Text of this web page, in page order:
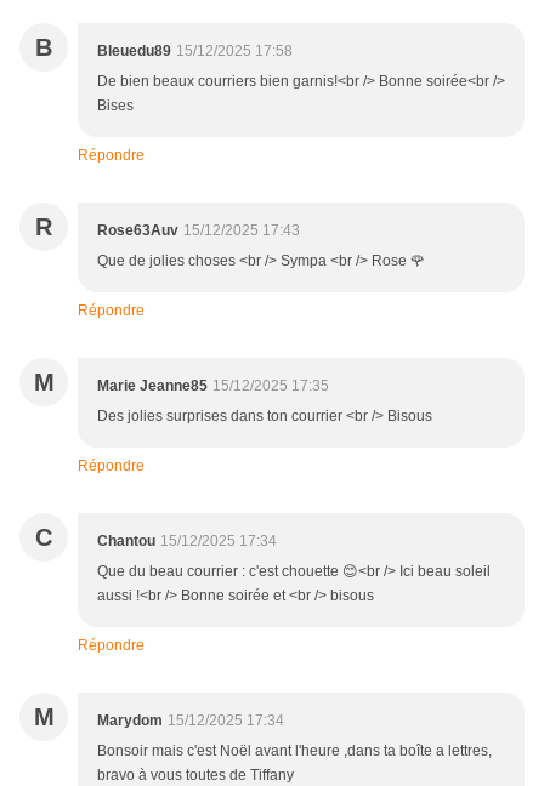
B Bleuedu89 15/12/2025 17:58
De bien beaux courriers bien garnis!<br /> Bonne soirée<br />
Bises
Répondre
R Rose63Auv 15/12/2025 17:43
Que de jolies choses <br /> Sympa <br /> Rose 🌹
Répondre
M Marie Jeanne85 15/12/2025 17:35
Des jolies surprises dans ton courrier <br /> Bisous
Répondre
C Chantou 15/12/2025 17:34
Que du beau courrier : c'est chouette 😊<br /> Ici beau soleil
aussi !<br /> Bonne soirée et <br /> bisous
Répondre
M Marydom 15/12/2025 17:34
Bonsoir mais c'est Noël avant l'heure ,dans ta boîte a lettres,
bravo à vous toutes de Tiffany